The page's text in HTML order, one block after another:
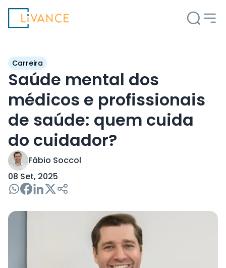
Livance
Carreira
Saúde mental dos
médicos e profissionais
de saúde: quem cuida
do cuidador?
Fábio Soccol
08 Set, 2025